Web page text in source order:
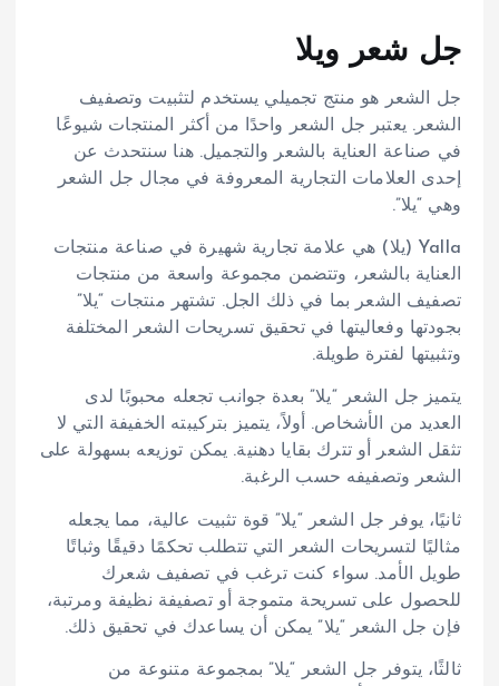
جل شعر ويلا
جل الشعر هو منتج تجميلي يستخدم لتثبيت وتصفيف
الشعر. يعتبر جل الشعر واحدًا من أكثر المنتجات شيوعًا
في صناعة العناية بالشعر والتجميل. هنا سنتحدث عن
إحدى العلامات التجارية المعروفة في مجال جل الشعر
وهي “يلا”.
Yalla (يلا) هي علامة تجارية شهيرة في صناعة منتجات
العناية بالشعر، وتتضمن مجموعة واسعة من منتجات
تصفيف الشعر بما في ذلك الجل. تشتهر منتجات “يلا”
بجودتها وفعاليتها في تحقيق تسريحات الشعر المختلفة
وتثبيتها لفترة طويلة.
يتميز جل الشعر “يلا” بعدة جوانب تجعله محبوبًا لدى
العديد من الأشخاص. أولاً، يتميز بتركيبته الخفيفة التي لا
تثقل الشعر أو تترك بقايا دهنية. يمكن توزيعه بسهولة على
الشعر وتصفيفه حسب الرغبة.
ثانيًا، يوفر جل الشعر “يلا” قوة تثبيت عالية، مما يجعله
مثاليًا لتسريحات الشعر التي تتطلب تحكمًا دقيقًا وثباتًا
طويل الأمد. سواء كنت ترغب في تصفيف شعرك
للحصول على تسريحة متموجة أو تصفيفة نظيفة ومرتبة،
فإن جل الشعر “يلا” يمكن أن يساعدك في تحقيق ذلك.
ثالثًا، يتوفر جل الشعر “يلا” بمجموعة متنوعة من